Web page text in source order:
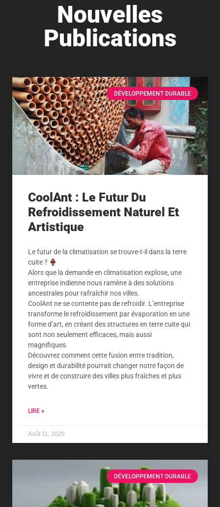
Nouvelles
Publications
DÉVELOPPEMENT DURABLE
CoolAnt : Le Futur Du
Refroidissement Naturel Et
Artistique
Le futur de la climatisation se trouve-t-il dans la terre
cuite ?
Alors que la demande en climatisation explose, une
entreprise indienne nous ramène à des solutions
ancestrales pour rafraîchir nos villes.
CoolAnt ne se contente pas de refroidir. L’entreprise
transforme le refroidissement par évaporation en une
forme d’art, en créant des structures en terre cuite qui
sont non seulement efficaces, mais aussi
magnifiques.
Découvrez comment cette fusion entre tradition,
design et durabilité pourrait changer notre façon de
vivre et de construire des villes plus fraîches et plus
vertes.
LIRE +
Août 11, 2025
DÉVELOPPEMENT DURABLE